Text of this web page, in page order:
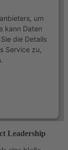
um
kann Daten
die Details
Service zu,
Leadership